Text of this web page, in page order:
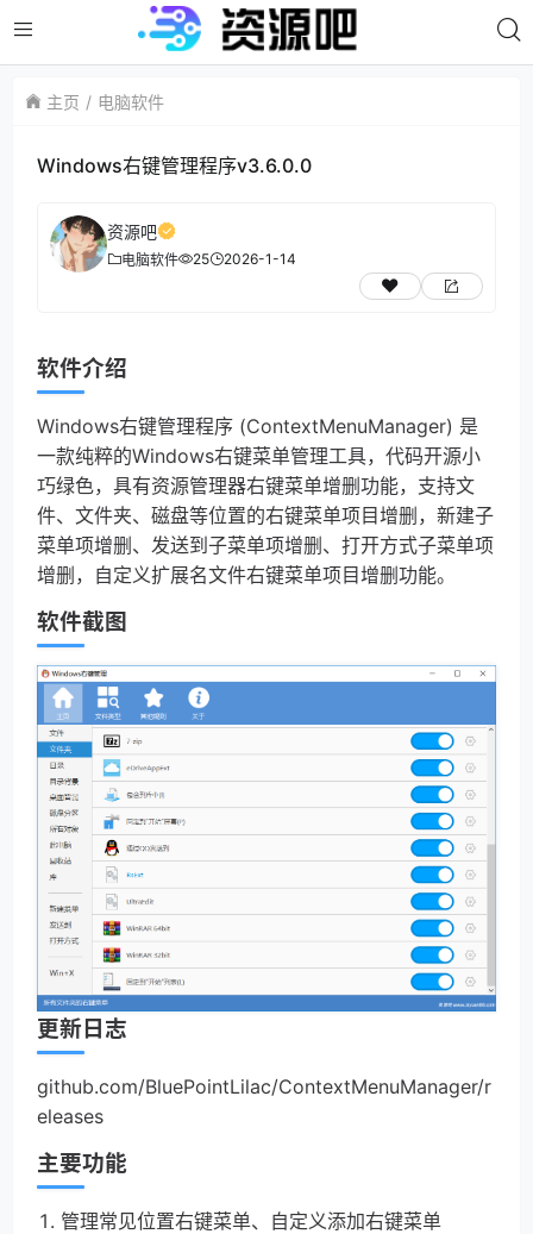
主页 电脑软件
Windows右键管理程序v3.6.0.0
资源吧
电脑软件 25 2026-1-14
软件介绍
Windows右键管理程序 (ContextMenuManager) 是
一款纯粹的Windows右键菜单管理工具，代码开源小
巧绿色，具有资源管理器右键菜单增删功能，支持文
件、文件夹、磁盘等位置的右键菜单项目增删，新建子
菜单项增删、发送到子菜单项增删、打开方式子菜单项
增删，自定义扩展名文件右键菜单项目增删功能。
软件截图
更新日志
github.com/BluePointLilac/ContextMenuManager/r
eleases
主要功能
管理常见位置右键菜单、自定义添加右键菜单